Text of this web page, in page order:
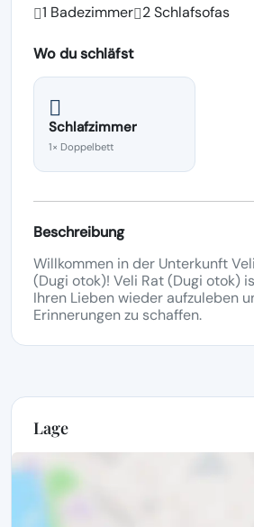
1 Badezimmer 2 Schlafsofas
Wo du schläfst
Schlafzimmer
1× Doppelbett
Beschreibung
Willkommen in der Unterkunft
(Dugi otok)! Veli Rat (Dugi otok)
Ihren Lieben wieder aufzuleben
Erinnerungen zu schaffen.
Lage